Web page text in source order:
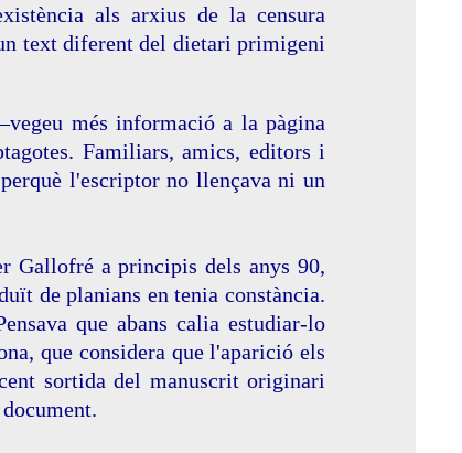
als arxius de la censura
text diferent del dietari primigeni
més informació a la pàgina
Familiars, amics, editors i
l'escriptor no llençava ni un
Gallofré a principis dels anys 90,
de planians en tenia constància.
que abans calia estudiar-lo
que considera que l'aparició els
sortida del manuscrit originari